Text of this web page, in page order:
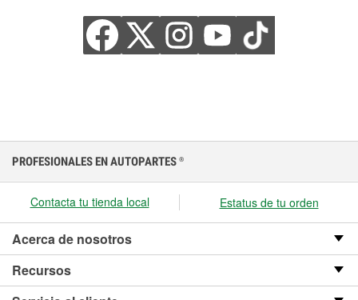
PROFESIONALES EN AUTOPARTES ®
Contacta tu tienda local Estatus de tu orden
Acerca de nosotros
Recursos